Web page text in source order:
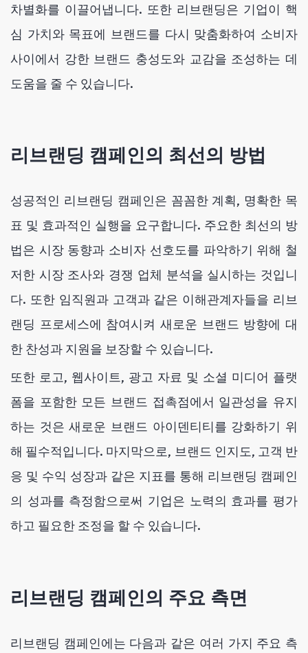
차별화를 이끌어냅니다. 또한 리브랜딩은 기업이 핵
심 가치와 목표에 브랜드를 다시 맞춤화하여 소비자
사이에서 강한 브랜드 충성도와 교감을 조성하는 데
도움을 줄 수 있습니다.
리브랜딩 캠페인의 최선의 방법
성공적인 리브랜딩 캠페인은 꼼꼼한 계획, 명확한 목
표 및 효과적인 실행을 요구합니다. 주요한 최선의 방
법은 시장 동향과 소비자 선호도를 파악하기 위해 철
저한 시장 조사와 경쟁 업체 분석을 실시하는 것입니
다. 또한 임직원과 고객과 같은 이해관계자들을 리브
랜딩 프로세스에 참여시켜 새로운 브랜드 방향에 대
한 찬성과 지원을 보장할 수 있습니다.
또한 로고, 웹사이트, 광고 자료 및 소셜 미디어 플랫
폼을 포함한 모든 브랜드 접촉점에서 일관성을 유지
하는 것은 새로운 브랜드 아이덴티티를 강화하기 위
해 필수적입니다. 마지막으로, 브랜드 인지도, 고객 반
응 및 수익 성장과 같은 지표를 통해 리브랜딩 캠페인
의 성과를 측정함으로써 기업은 노력의 효과를 평가
하고 필요한 조정을 할 수 있습니다.
리브랜딩 캠페인의 주요 측면
리브랜딩 캠페인에는 다음과 같은 여러 가지 주요 측